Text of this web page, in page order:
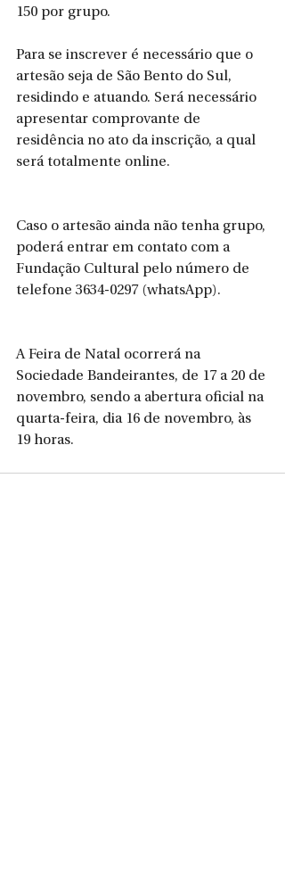
150 por grupo.
Para se inscrever é necessário que o
artesão seja de São Bento do Sul,
residindo e atuando. Será necessário
apresentar comprovante de
residência no ato da inscrição, a qual
será totalmente online.
Caso o artesão ainda não tenha grupo,
poderá entrar em contato com a
Fundação Cultural pelo número de
telefone 3634-0297 (whatsApp).
A Feira de Natal ocorrerá na
Sociedade Bandeirantes, de 17 a 20 de
novembro, sendo a abertura oficial na
quarta-feira, dia 16 de novembro, às
19 horas.